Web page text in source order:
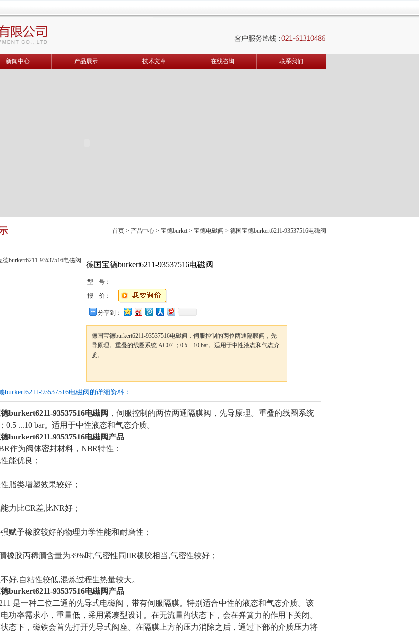
新闻中心 产品展示 技术文章 在线咨询 联系我们
首页 > 产品中心 > 宝德burket > 宝德电磁阀 > 德国宝德burkert6211-93537516电磁阀
德国宝德burkert6211-93537516电磁阀
型 号：
报 价：
分享到：
德国宝德burkert6211-93537516电磁阀，伺服控制的两位两通隔膜阀，先
导原理。重叠的线圈系统 AC07 ；0.5 ...10 bar。适用于中性液态和气态介
质。
burkert6211-93537516电磁阀的详细资料：
burkert6211-93537516电磁阀 ，伺服控制的两位两通隔膜阀，先导原理。重叠的线圈系统
0.5 ...10 bar。适用于中性液态和气态介质。
burkert6211-93537516电磁阀产品
作为阀体密封材料，NBR特性：
能优良；
脂类增塑效果较好；
力比CR差,比NR好；
赋予橡胶较好的物理力学性能和耐磨性；
橡胶丙稀腈含量为39%时,气密性同IIR橡胶相当,气密性较好；
好,自粘性较低,混炼过程生热量较大。
burkert6211-93537516电磁阀产品
是一种二位二通的先导式电磁阀，带有伺服隔膜。特别适合中性的液态和气态介质。该
功率需求小，重量低，采用紧凑型设计。在无流量的状态下，会在弹簧力的作用下关闭。
态下，磁铁会首先打开先导式阀座。在隔膜上方的压力消除之后，通过下部的介质压力将